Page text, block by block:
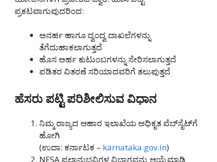
ಪ್ರಕಟವಾಗುವುದರಿಂದ:
ಅನರ್ಹ ಹಾಗೂ ದ್ವಂದ್ವ ದಾಖಲೆಗಳನ್ನು
ತೆಗೆದುಹಾಕಲಾಗುತ್ತದೆ
ಹೊಸ ಅರ್ಹ ಕುಟುಂಬಗಳನ್ನು ಸೇರಿಸಲಾಗುತ್ತದೆ
ಪಡಿತರ ವಿತರಣೆ ಸರಿಯಾದವರಿಗೆ ತಲುಪುತ್ತದೆ
ಹೆಸರು ಪಟ್ಟಿ ಪರಿಶೀಲಿಸುವ ವಿಧಾನ
ನಿಮ್ಮ ರಾಜ್ಯದ ಆಹಾರ ಇಲಾಖೆಯ ಅಧಿಕೃತ ವೆಬ್‌ಸೈಟ್‌ಗೆ
ಹೋಗಿ
(ಉದಾ: ಕರ್ನಾಟಕ – karnataka.gov.in)
NFSA ಫಲಾನುಭವಿಗಳ ವಿಭಾಗವನ್ನು ಆಯ್ಕೆಮಾಡಿ